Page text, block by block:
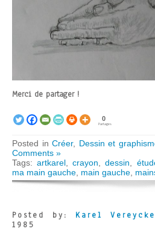
Merci de partager !
0
Partages
Posted in Créer, Dessin et
Comments »
Tags:artkarel,crayon,dessin,
ma main gauche, main gauche,
Posted by: Karel
1985